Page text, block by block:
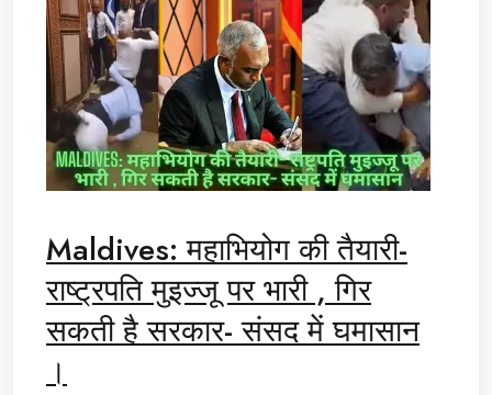
Maldives: महाभियोग की तैयारी-
राष्ट्रपति मुइज्जू पर भारी , गिर
सकती है सरकार- संसद में घमासान
।